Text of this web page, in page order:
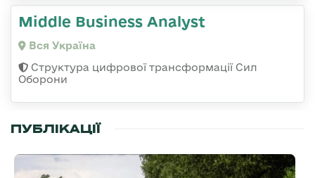
Middle Business Analyst
Вся Україна
Структура цифрової трансформації Сил
Оборони
ПУБЛІКАЦІЇ